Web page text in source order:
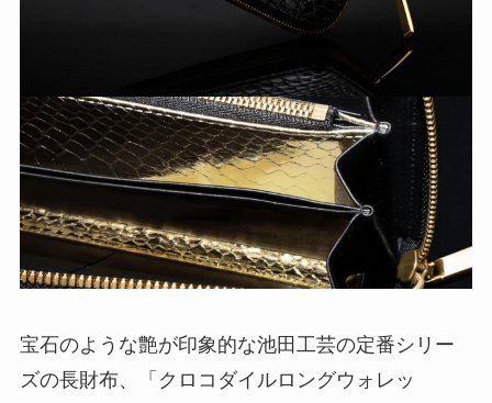
宝石のような艶が印象的な池田工芸の定番シリー
ズの長財布、「クロコダイルロングウォレッ